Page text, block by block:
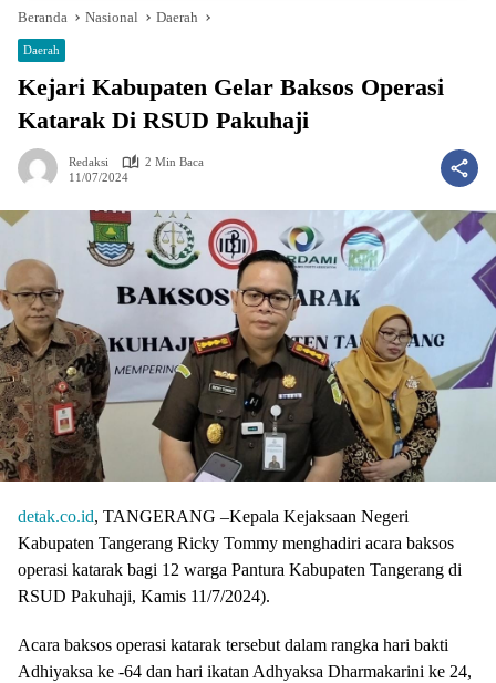
Beranda Nasional Daerah
Daerah
Kejari Kabupaten Gelar Baksos Operasi
Katarak Di RSUD Pakuhaji
Redaksi
2 Min Baca
11/07/2024
detak.co.id, TANGERANG –Kepala Kejaksaan Negeri
Kabupaten Tangerang Ricky Tommy menghadiri acara baksos
operasi katarak bagi 12 warga Pantura Kabupaten Tangerang di
RSUD Pakuhaji, Kamis 11/7/2024).
Acara baksos operasi katarak tersebut dalam rangka hari bakti
Adhiyaksa ke -64 dan hari ikatan Adhyaksa Dharmakarini ke 24,